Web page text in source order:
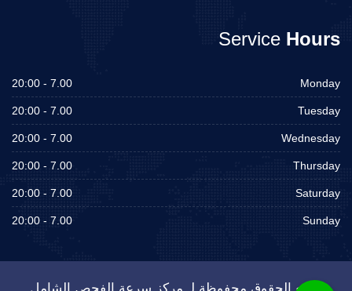
Service Hours
Monday
7.00 - 20:00
Tuesday
7.00 - 20:00
Wednesday
7.00 - 20:00
Thursday
7.00 - 20:00
Saturday
7.00 - 20:00
Sunday
7.00 - 20:00